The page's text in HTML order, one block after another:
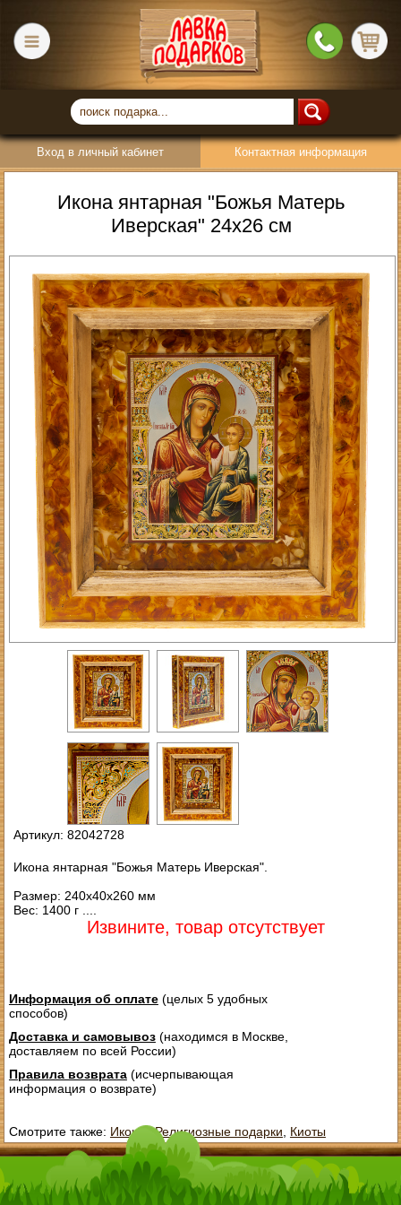
Вход в личный кабинет Контактная информация
Икона янтарная "Божья Матерь
Иверская" 24х26 см
Артикул: 82042728
Икона янтарная "Божья Матерь Иверская".
Размер: 240х40х260 мм
Вес: 1400 г ....
Извините, товар отсутствует
Информация об оплате(целых 5 удобных
способов)
Доставка и самовывоз(находимся в Москве,
доставляем по всей России)
Правила возврата(исчерпывающая
информация о возврате)
Смотрите также: Иконы ,Религиозные подарки Киоты